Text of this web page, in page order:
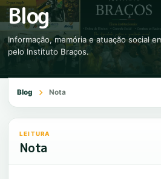
Blog
Informação, memória e atuação social
pelo Instituto Braços.
Blog chevron_right Nota
LEITURA
Nota